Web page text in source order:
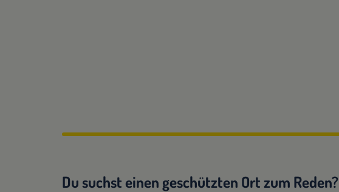
Du suchst einen geschützten Ort zum Reden?